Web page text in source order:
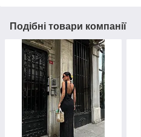
Подібні товари компанії